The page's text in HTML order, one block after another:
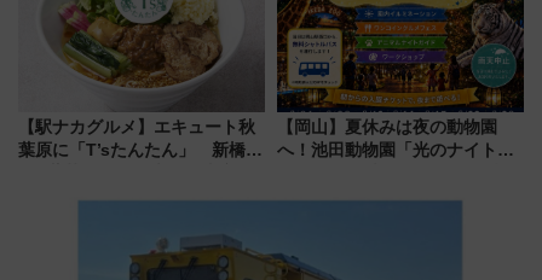
【駅ナカグルメ】エキュート秋
葉原に「T’sたんたん」 新橋に
饅」、オムライス専門店「肉と
【岡山】夏休みは夜の動物園
へ！池田動物園「光のナイトズ
な夜